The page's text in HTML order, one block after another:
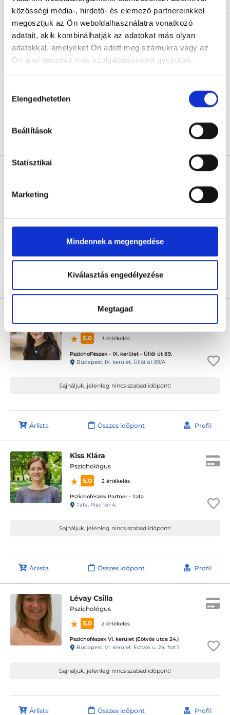
közösségi média-, hirdető- és elemező partnereinkkel
megosztjuk az Ön weboldalhasználatra vonatkozó
adatait, akik kombinálhatják az adatokat más olyan
adatokkal, amelyeket Ön adott meg számukra vagy az
Ön által használt más szolgáltatásokból gyűjtöttek.
szabályzat:https://foglaljorvost.hu/info/foglaljorvost-
kiválasztása
Elengedhetetlen
Beállítások
Statisztikai
Marketing
Mindennek a megengedése
Kiválasztás engedélyezése
Megtagad
Kapócs Imre
Pszichológus
4.6
Budapest, III. kerület, Vörösvári út 23. I. em. 1.
Következő időpont:
Profil
Esztergom, Kossuth Lajos utca 70.
Következő időpont:szeptember 15.
Spák Brigitta
Pszichológus
5.0
3 értékelés
PszichoFészek - IX. kerület - Üllői út 89.
Budapest, IX. kerület, Üllői út 89/A
Sajnáljuk, jelenleg nincs szabad időpont!
Árlista Összes időpont Profil
Kiss Klára
Pszichológus
5.0
2 értékelés
Pszichofészek Partner - Tata
Tata, Piac tér 4.
Sajnáljuk, jelenleg nincs szabad időpont!
Árlista Összes időpont Profil
Lévay Csilla
Pszichológus
5.0
2 értékelés
Pszichofészek VI. kerület (Eötvös utca 24.)
Budapest, VI. kerület, Eötvös u. 24. fszt.1
Sajnáljuk, jelenleg nincs szabad időpont!
Árlista Összes időpont Profil